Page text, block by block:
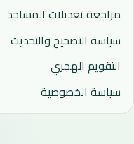
مراجعة تعديلات المساجد
سياسة التصحيح والتحديث
التقويم الهجري
سياسة الخصوصية